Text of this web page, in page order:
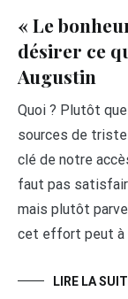
« Le
désirer ce
Augustin
Quoi ? Plutôt
sources de
clé de notre
faut pas
mais plutôt
cet effort peut à
LIRE LA